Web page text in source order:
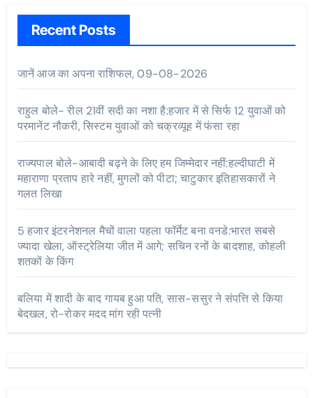
Recent Posts
जानें आज का अपना राशिफल, 09-08-2026
राहुल बोले- रील 21वीं सदी का नशा है:हजार में से सिर्फ 12 युवाओं को
परमानेंट नौकरी, सिस्टम युवाओं को चक्रव्यूह में फंसा रहा
राज्यपाल बोले-आबादी बढ़ने के लिए हम जिम्मेदार नहीं:हल्दीघाटी में
महाराणा प्रताप हारे नहीं, मुगलों को पीटा; चाटुकार इतिहासकारों ने
गलत लिखा
5 हजार इंटरनेशनल मैचों वाला पहला फॉर्मेट बना वनडे:भारत सबसे
ज्यादा खेला, ऑस्ट्रेलिया जीत में आगे; सचिन रनों के बादशाह, कोहली
शतकों के किंग
बलिया में शादी के बाद गायब हुआ पति, सास-ससुर ने संपत्ति से किया
बेदखल, रो-रोकर मदद मांग रही पत्नी